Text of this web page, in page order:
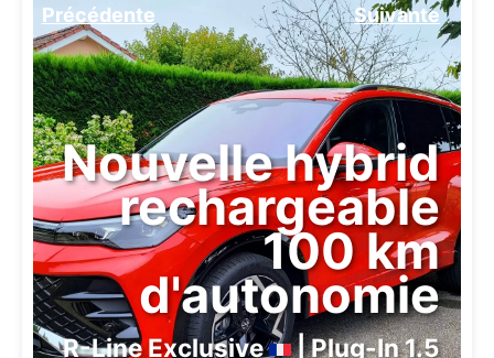
Précédente
Suivante️
Nouvelle hybrid
rechargeable
100 km
d'autonomie
R-Line Exclusive
| Plug-In 1.5